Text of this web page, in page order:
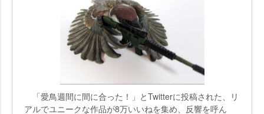
「愛鳥週間に間に合った！」とTwitterに投稿された、リ
アルでユニークな作品が8万いいねを集め、反響を呼ん